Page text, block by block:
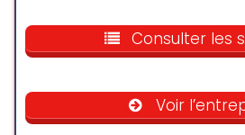
fries — and we
cashier was very
helpful! Overall,
veggie Mexican-
was worth the
Livraison
Repas sur place
υπέροχο ιταλικό
δοκιμάσετε τις
προσωπικό είναι
εξυπηρετικό και
Consulter les
Voir